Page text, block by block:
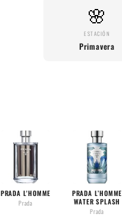
🌸
ESTACIÓN
Primavera
PRADA L'HOMME
Prada
PRADA L’HOMME
WATER SPLASH
Prada